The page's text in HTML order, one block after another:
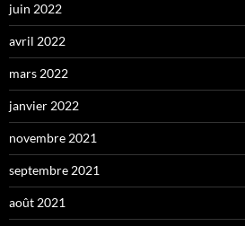
juin 2022
avril 2022
mars 2022
janvier 2022
novembre 2021
septembre 2021
août 2021